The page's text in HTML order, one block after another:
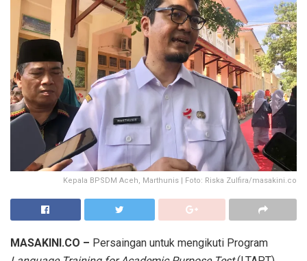
Kepala BPSDM Aceh, Marthunis | Foto: Riska Zulfira/masakini.co
MASAKINI.CO – Persaingan untuk mengikuti Program